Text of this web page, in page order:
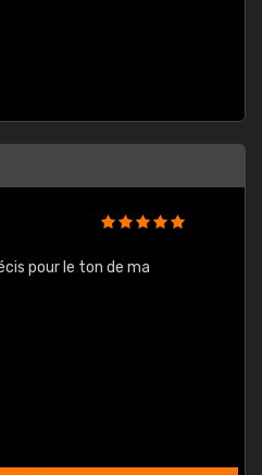
pour le ton de ma